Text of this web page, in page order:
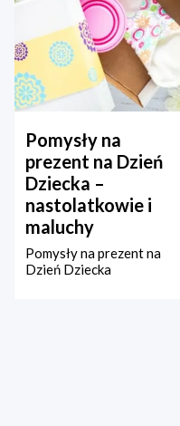
Pomysły na
prezent na Dzień
Dziecka –
nastolatkowie i
maluchy
Pomysły na prezent na
Dzień Dziecka